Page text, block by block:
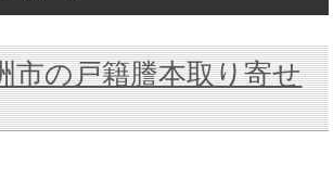
市の戸籍謄本取り寄せ